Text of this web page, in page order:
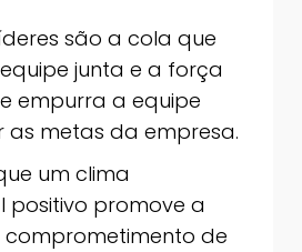
são a cola que
junta e a força
empurra a equipe
metas da empresa.
um clima
positivo promove a
de